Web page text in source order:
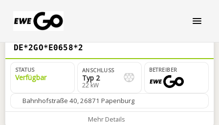
DE*2GO*E0658*2
STATUS
Verfügbar
ANSCHLUSS
Typ 2
22 kW
BETREIBER
Bahnhofstraße 40, 26871 Papenburg
Mehr Details